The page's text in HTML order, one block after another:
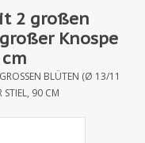
2 großen
Knospe
BLÜTEN (Ø 13/11 C
90 CM